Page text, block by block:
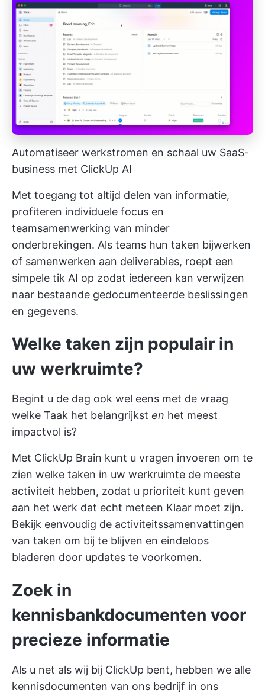
Automatiseer werkstromen en schaal uw SaaS-
business met ClickUp AI
Met toegang tot altijd delen van informatie,
profiteren individuele focus en
teamsamenwerking van minder
onderbrekingen. Als teams hun taken bijwerken
of samenwerken aan deliverables, roept een
simpele tik AI op zodat iedereen kan verwijzen
naar bestaande gedocumenteerde beslissingen
en gegevens.
Welke taken zijn populair in
uw werkruimte?
Begint u de dag ook wel eens met de vraag
welke Taak het belangrijkst en het meest
impactvol is?
Met ClickUp Brain kunt u vragen invoeren om te
zien welke taken in uw werkruimte de meeste
activiteit hebben, zodat u prioriteit kunt geven
aan het werk dat echt meteen Klaar moet zijn.
Bekijk eenvoudig de activiteitssamenvattingen
van taken om bij te blijven en eindeloos
bladeren door updates te voorkomen.
Zoek in
kennisbankdocumenten voor
precieze informatie
Als u net als wij bij ClickUp bent, hebben we alle
kennisdocumenten van ons bedrijf in ons